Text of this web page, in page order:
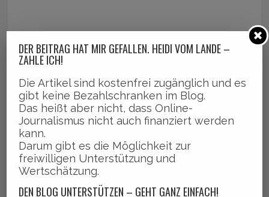
DER BEITRAG HAT MIR GEFALLEN. HEIDI VOM LANDE –
ZAHLE ICH!
Die Artikel sind kostenfrei zugänglich und es
gibt keine Bezahlschranken im Blog.
Das heißt aber nicht, dass Online-
Journalismus nicht auch finanziert werden
kann.
Darum gibt es die Möglichkeit zur
freiwilligen Unterstützung und
Wertschätzung.
DEN BLOG UNTERSTÜTZEN – GEHT GANZ EINFACH!